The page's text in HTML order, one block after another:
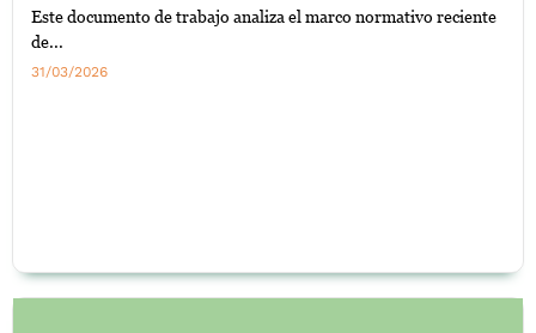
Este documento de trabajo analiza el marco normativo reciente
de...
31/03/2026